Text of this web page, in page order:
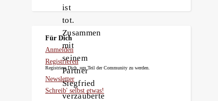
ist
tot.
Zusammen
mit
seinem
Partner
Siegfried
verzauberte
Für Dich
Anmelden
Registrieren
Registriere Dich, um Teil der Community zu werden.
Newsletter
Schreib' selbst etwas!